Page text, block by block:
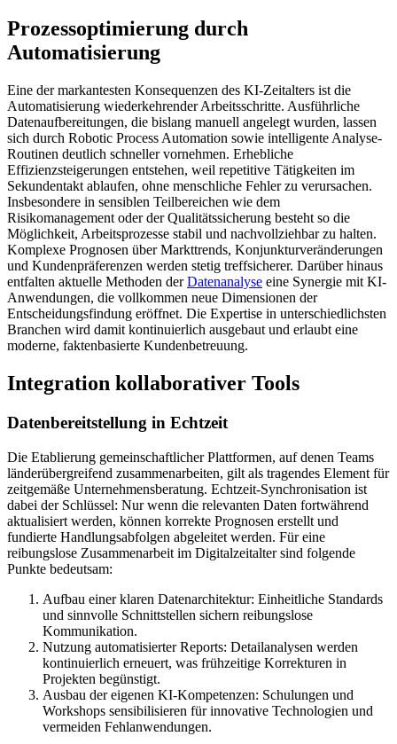
Prozessoptimierung durch
Automatisierung
Eine der markantesten Konsequenzen des KI-Zeitalters ist die
Automatisierung wiederkehrender Arbeitsschritte. Ausführliche
Datenaufbereitungen, die bislang manuell angelegt wurden, lassen
sich durch Robotic Process Automation sowie intelligente Analyse-
Routinen deutlich schneller vornehmen. Erhebliche
Effizienzsteigerungen entstehen, weil repetitive Tätigkeiten im
Sekundentakt ablaufen, ohne menschliche Fehler zu verursachen.
Insbesondere in sensiblen Teilbereichen wie dem
Risikomanagement oder der Qualitätssicherung besteht so die
Möglichkeit, Arbeitsprozesse stabil und nachvollziehbar zu halten.
Komplexe Prognosen über Markttrends, Konjunkturveränderungen
und Kundenpräferenzen werden stetig treffsicherer. Darüber hinaus
entfalten aktuelle Methoden derDatenanalyse eine Synergie mit KI-
Anwendungen, die vollkommen neue Dimensionen der
Entscheidungsfindung eröffnet. Die Expertise in unterschiedlichsten
Branchen wird damit kontinuierlich ausgebaut und erlaubt eine
moderne, faktenbasierte Kundenbetreuung.
Integration kollaborativer Tools
Datenbereitstellung in Echtzeit
Die Etablierung gemeinschaftlicher Plattformen, auf denen Teams
länderübergreifend zusammenarbeiten, gilt als tragendes Element für
zeitgemäße Unternehmensberatung. Echtzeit-Synchronisation ist
dabei der Schlüssel: Nur wenn die relevanten Daten fortwährend
aktualisiert werden, können korrekte Prognosen erstellt und
fundierte Handlungsabfolgen abgeleitet werden. Für eine
reibungslose Zusammenarbeit im Digitalzeitalter sind folgende
Punkte bedeutsam:
Aufbau einer klaren Datenarchitektur: Einheitliche Standards
und sinnvolle Schnittstellen sichern reibungslose
Kommunikation.
Nutzung automatisierter Reports: Detailanalysen werden
kontinuierlich erneuert, was frühzeitige Korrekturen in
Projekten begünstigt.
Ausbau der eigenen KI-Kompetenzen: Schulungen und
Workshops sensibilisieren für innovative Technologien und
vermeiden Fehlanwendungen.